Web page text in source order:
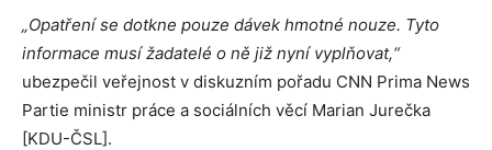
„Opatření se dotkne pouze dávek hmotné nouze. Tyto
informace musí žadatelé o ně již nyní vyplňovat,“
ubezpečil veřejnost v diskuzním pořadu CNN Prima News
Partie ministr práce a sociálních věcí Marian Jurečka
[KDU-ČSL].